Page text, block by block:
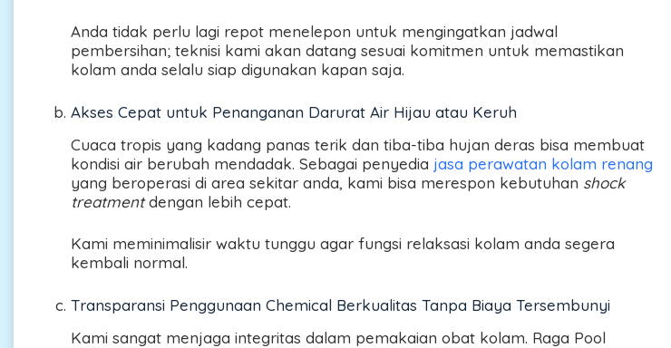
Anda tidak perlu lagi repot menelepon untuk mengingatkan jadwal
pembersihan; teknisi kami akan datang sesuai komitmen untuk memastikan
kolam anda selalu siap digunakan kapan saja.
Akses Cepat untuk Penanganan Darurat Air Hijau atau Keruh
Cuaca tropis yang kadang panas terik dan tiba-tiba hujan deras bisa membuat
kondisi air berubah mendadak. Sebagai penyedia jasa perawatan kolam renang
yang beroperasi di area sekitar anda, kami bisa merespon kebutuhan shock
treatmentdengan lebih cepat.
Kami meminimalisir waktu tunggu agar fungsi relaksasi kolam anda segera
kembali normal.
Transparansi Penggunaan Chemical Berkualitas Tanpa Biaya Tersembunyi
Kami sangat menjaga integritas dalam pemakaian obat kolam. Raga Pool